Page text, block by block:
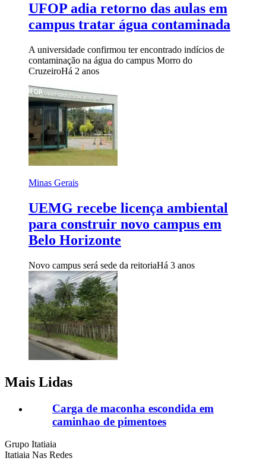
UFOP adia retorno das aulas em
campus tratar água contaminada
A universidade confirmou ter encontrado indícios de
contaminação na água do campus Morro do
CruzeiroHá 2 anos
Minas Gerais
UEMG recebe licença ambiental
para construir novo campus em
Belo Horizonte
Novo campus será sede da reitoriaHá 3 anos
Mais Lidas
Carga de maconha escondida em
caminhao de pimentoes
Grupo Itatiaia
Itatiaia Nas Redes